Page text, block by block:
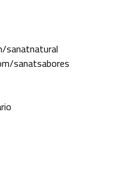
sanatnatural
sanatsabores